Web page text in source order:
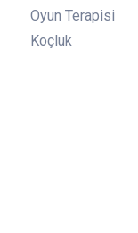
Oyun Terapisi
Koçluk